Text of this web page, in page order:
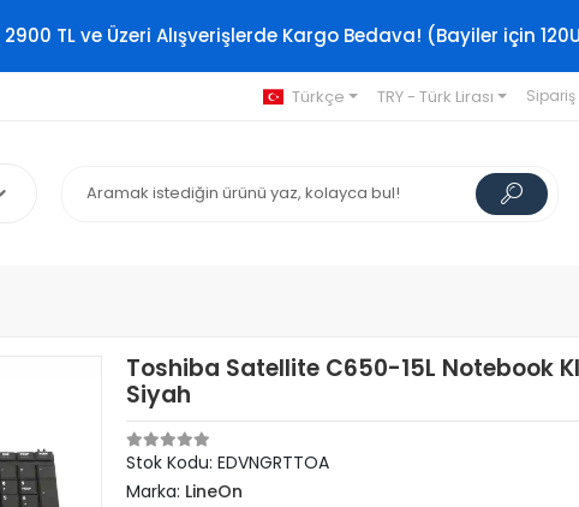
2900 TL ve Üzeri Alışverişlerde Kargo Bedava! (Bayiler için
Türkçe TRY - Türk Lirası
Toshiba Satellite C650-15L Notebook
Siyah
Stok Kodu: EDVNGRTTOA
Marka: LineOn